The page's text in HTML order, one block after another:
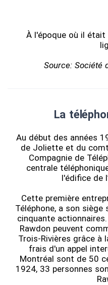
À l'époque où il
Source: Société
La
Au début des années
de Joliette et du
Compagnie de
centrale
l'édifice de
Cette première
Téléphone, a son
cinquante
Rawdon peuvent
Trois-Rivières grâce à
frais d'un appel
Montréal sont de 50
1924, 33 personnes